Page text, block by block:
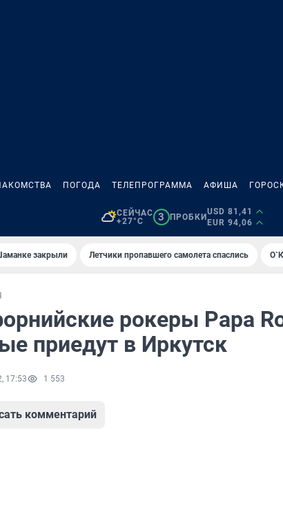
ПОГОДА ТЕЛЕПРОГРАММА АФИША
СЕЙЧАС
+27°C
3 ПРОБКИ
USD 81,41
EUR 94,06
закрыли Летчики пропавшего самолета спаслись
рокеры Papa
приедут в Иркутск
17:53 1 553
комментарий